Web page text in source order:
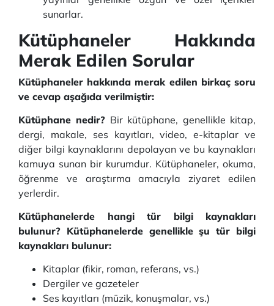
sunarlar.
Kütüphaneler Hakkında
Merak Edilen Sorular
Kütüphaneler hakkında merak edilen birkaç soru
ve cevap aşağıda verilmiştir:
Kütüphane nedir? Bir kütüphane, genellikle kitap,
dergi, makale, ses kayıtları, video, e-kitaplar ve
diğer bilgi kaynaklarını depolayan ve bu kaynakları
kamuya sunan bir kurumdur. Kütüphaneler, okuma,
öğrenme ve araştırma amacıyla ziyaret edilen
yerlerdir.
Kütüphanelerde hangi tür bilgi kaynakları
bulunur? Kütüphanelerde genellikle şu tür bilgi
kaynakları bulunur:
Kitaplar (fikir, roman, referans, vs.)
Dergiler ve gazeteler
Ses kayıtları (müzik, konuşmalar, vs.)